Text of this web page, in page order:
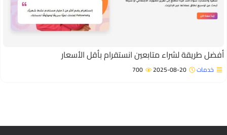
طريقة لشراء متابعين انستقرام بأقل الأسعار
خدمات 2025-08-20
700